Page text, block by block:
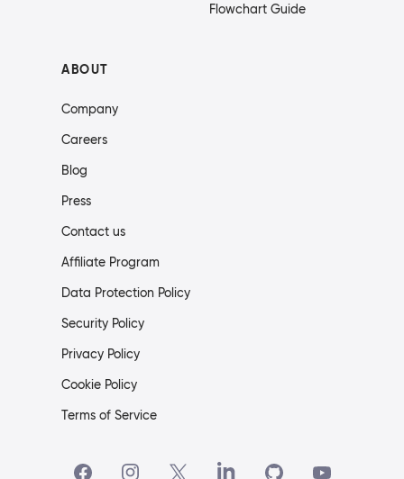
Flowchart Guide
ABOUT
Company
Careers
Blog
Press
Contact us
Affiliate Program
Data Protection Policy
Security Policy
Privacy Policy
Cookie Policy
Terms of Service